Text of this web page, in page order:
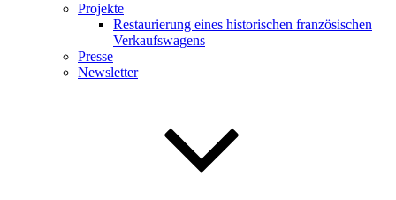
Projekte
Restaurierung eines historischen französischen
Verkaufswagens
Presse
Newsletter